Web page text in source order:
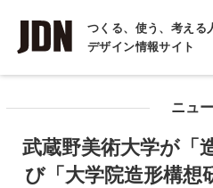
つくる、使う、考える
デザイン情報サイト
INTERVIEW
インタビュー
COLUMN
ニュ
武蔵野美術大学が「
び「大学院造形構想